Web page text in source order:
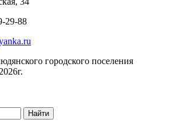
29-88
городского поселения